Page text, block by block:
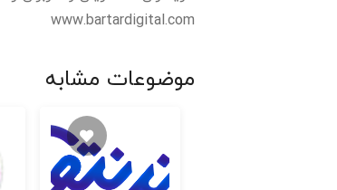
www.bartardigital.com
موضوعات مشابه